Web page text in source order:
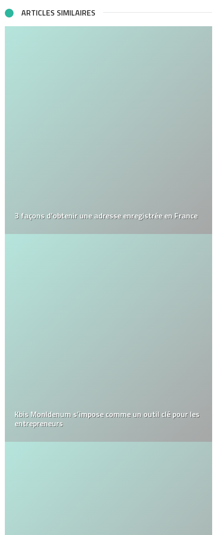
ARTICLES SIMILAIRES
3 façons d’obtenir une adresse enregistrée en France
Kbis MonIdenum s’impose comme un outil clé pour les
entrepreneurs